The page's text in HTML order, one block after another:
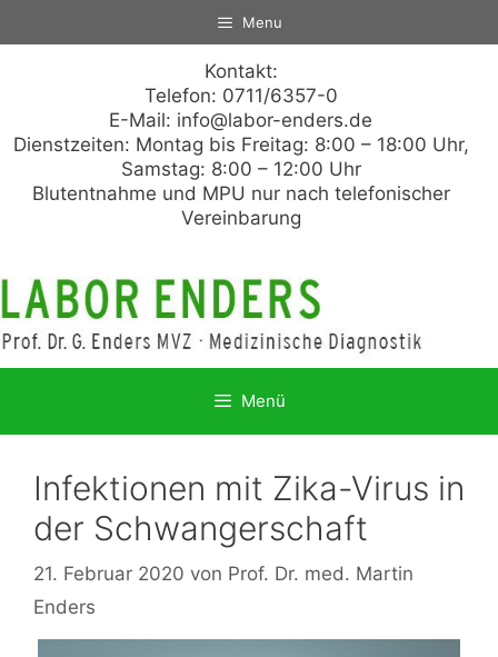
Menu
Kontakt:
Telefon: 0711/6357-0
E-Mail: info@labor-enders.de
Dienstzeiten: Montag bis Freitag: 8:00 – 18:00 Uhr,
Samstag: 8:00 – 12:00 Uhr
Blutentnahme und MPU nur nach telefonischer
Vereinbarung
Menü
Infektionen mit Zika-Virus in
der Schwangerschaft
21. Februar 2020 von Prof. Dr. med. Martin
Enders